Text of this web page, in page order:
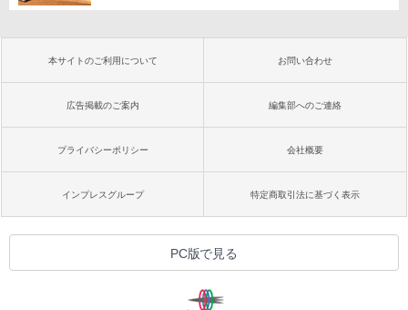
本サイトのご利用について お問い合わせ
広告掲載のご案内 編集部へのご連絡
プライバシーポリシー 会社概要
インプレスグループ 特定商取引法に基づく表示
PC版で見る